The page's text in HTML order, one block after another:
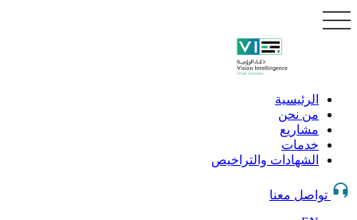
الرئيسية
من نحن
مشاريع
خدمات
الشهادات والتراخيص
تواصل معنا